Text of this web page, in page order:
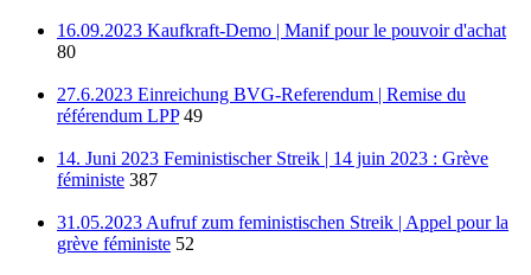
16.09.2023 Kaufkraft-Demo | Manif pour le pouvoir d'achat
80
27.6.2023 Einreichung BVG-Referendum | Remise du
référendum LPP 49
14. Juni 2023 Feministischer Streik | 14 juin 2023 : Grève
féministe 387
31.05.2023 Aufruf zum feministischen Streik | Appel pour la
grève féministe 52